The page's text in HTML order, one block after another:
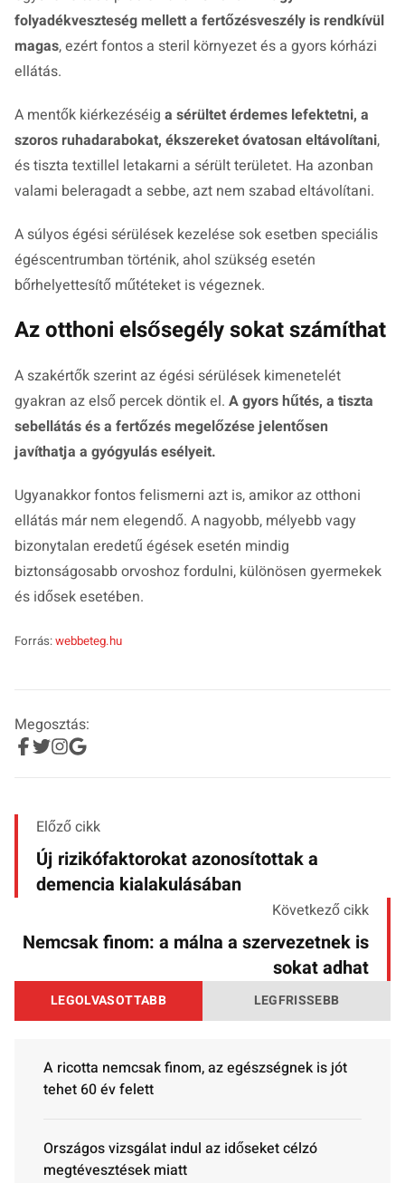
folyadékveszteség mellett a fertőzésveszély is rendkívül
magas, ezért fontos a steril környezet és a gyors kórházi
ellátás.
A mentők kiérkezéséig a sérültet érdemes lefektetni, a
szoros ruhadarabokat, ékszereket óvatosan eltávolítani,
és tiszta textillel letakarni a sérült területet. Ha azonban
valami beleragadt a sebbe, azt nem szabad eltávolítani.
A súlyos égési sérülések kezelése sok esetben speciális
égéscentrumban történik, ahol szükség esetén
bőrhelyettesítő műtéteket is végeznek.
Az otthoni elsősegély sokat számíthat
A szakértők szerint az égési sérülések kimenetelét
gyakran az első percek döntik el. A gyors hűtés, a tiszta
sebellátás és a fertőzés megelőzése jelentősen
javíthatja a gyógyulás esélyeit.
Ugyanakkor fontos felismerni azt is, amikor az otthoni
ellátás már nem elegendő. A nagyobb, mélyebb vagy
bizonytalan eredetű égések esetén mindig
biztonságosabb orvoshoz fordulni, különösen gyermekek
és idősek esetében.
Forrás:webbeteg.hu
Megosztás:
Előző cikk
Új rizikófaktorokat azonosítottak a
demencia kialakulásában
Következő cikk
Nemcsak finom: a málna a szervezetnek is
sokat adhat
LEGOLVASOTTABB LEGFRISSEBB
A ricotta nemcsak finom, az egészségnek is jót
tehet 60 év felett
Országos vizsgálat indul az időseket célzó
megtévesztések miatt